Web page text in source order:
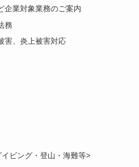
企業対象業務のご案内
務
害、炎上被害対応
ビング・登山・海難等>